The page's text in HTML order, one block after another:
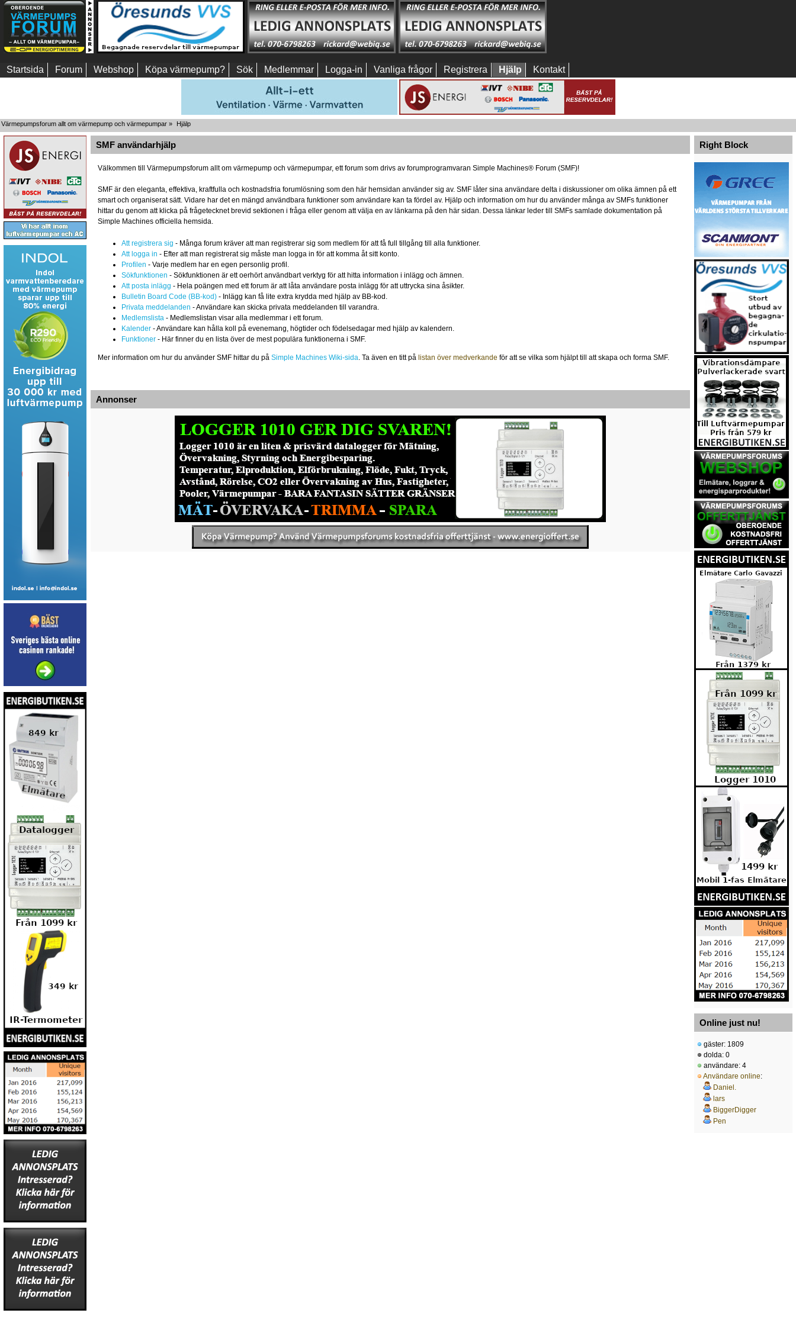
Startsida Forum Webshop Köpa värmepump? Sök Medlemmar Logga-in Vanliga frågor Registrera Hjälp Kontakt
Värmepumpsforum allt om värmepump och värmepumpar » Hjälp
SMF användarhjälp
Välkommen till Värmepumpsforum allt om värmepump och värmepumpar, ett forum som drivs av forumprogramvaran Simple Machines® Forum (SMF)!
SMF är den eleganta, effektiva, kraftfulla och kostnadsfria forumlösning som den här hemsidan använder sig av. SMF låter sina användare delta i diskussioner om olika ämnen på ett
smart och organiserat sätt. Vidare har det en mängd användbara funktioner som användare kan ta fördel av. Hjälp och information om hur du använder många av SMFs funktioner
hittar du genom att klicka på frågetecknet brevid sektionen i fråga eller genom att välja en av länkarna på den här sidan. Dessa länkar leder till SMFs samlade dokumentation på
Simple Machines officiella hemsida.
Att registrera sig - Många forum kräver att man registrerar sig som medlem för att få full tillgång till alla funktioner.
Att logga in - Efter att man registrerat sig måste man logga in för att komma åt sitt konto.
Profilen - Varje medlem har en egen personlig profil.
Sökfunktionen - Sökfunktionen är ett oerhört användbart verktyg för att hitta information i inlägg och ämnen.
Att posta inlägg - Hela poängen med ett forum är att låta användare posta inlägg för att uttrycka sina åsikter.
Bulletin Board Code (BB-kod) - Inlägg kan få lite extra krydda med hjälp av BB-kod.
Privata meddelanden - Användare kan skicka privata meddelanden till varandra.
Medlemslista - Medlemslistan visar alla medlemmar i ett forum.
Kalender - Användare kan hålla koll på evenemang, högtider och födelsedagar med hjälp av kalendern.
Funktioner - Här finner du en lista över de mest populära funktionerna i SMF.
Mer information om hur du använder SMF hittar du påSimple Machines Wiki-sida . Ta även en titt pålistan över medverkande för att se vilka som hjälpt till att skapa och forma SMF.
Annonser
Right Block
Online just nu!
gäster: 1809
dolda: 0
användare: 4
Användare online:
Daniel.
lars
BiggerDigger
Pen